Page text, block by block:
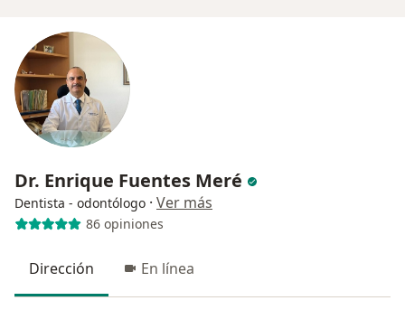
Dr. Enrique Fuentes Meré
Dentista - odontólogo · Ver más
86 opiniones
Dirección En línea